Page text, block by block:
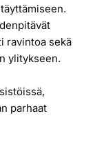
ravintoa sekä
ylitykseen.
parhaat